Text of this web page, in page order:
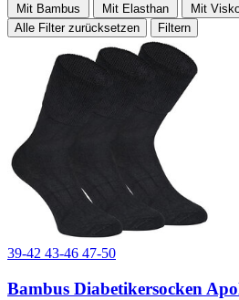
Mit Bambus Mit Elasthan
Mit
Alle Filter zurücksetzen
Filtern
39-42 43-46 47-50
Bambus Diabetikersocken